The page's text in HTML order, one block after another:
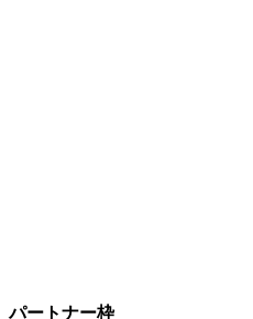
パートナー枠